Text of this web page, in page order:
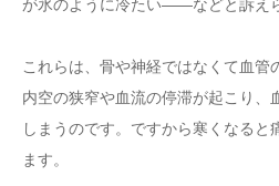
が氷のように冷たい――などと訴え
これらは、骨や神経ではなくて血管
内空の狭窄や血流の停滞が起こり、
しまうのです。ですから寒くなると
ます。